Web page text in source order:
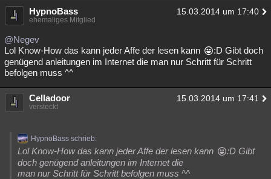
HypnoBass 15.03.2014 um 17:40
ehemaliges Mitglied
@Negev
Lol Know-How das kann jeder Affe der lesen kann
:D Gibt doch
genügend anleitungen im Internet die man nur Schritt für Schritt
befolgen muss ^^
Celladoor 15.03.2014 um 17:41
versteckt
HypnoBass schrieb:
Lol Know-How das kann jeder Affe der lesen kann
:D Gibt
doch genügend anleitungen im Internet die
man nur Schritt für Schritt befolgen muss ^^